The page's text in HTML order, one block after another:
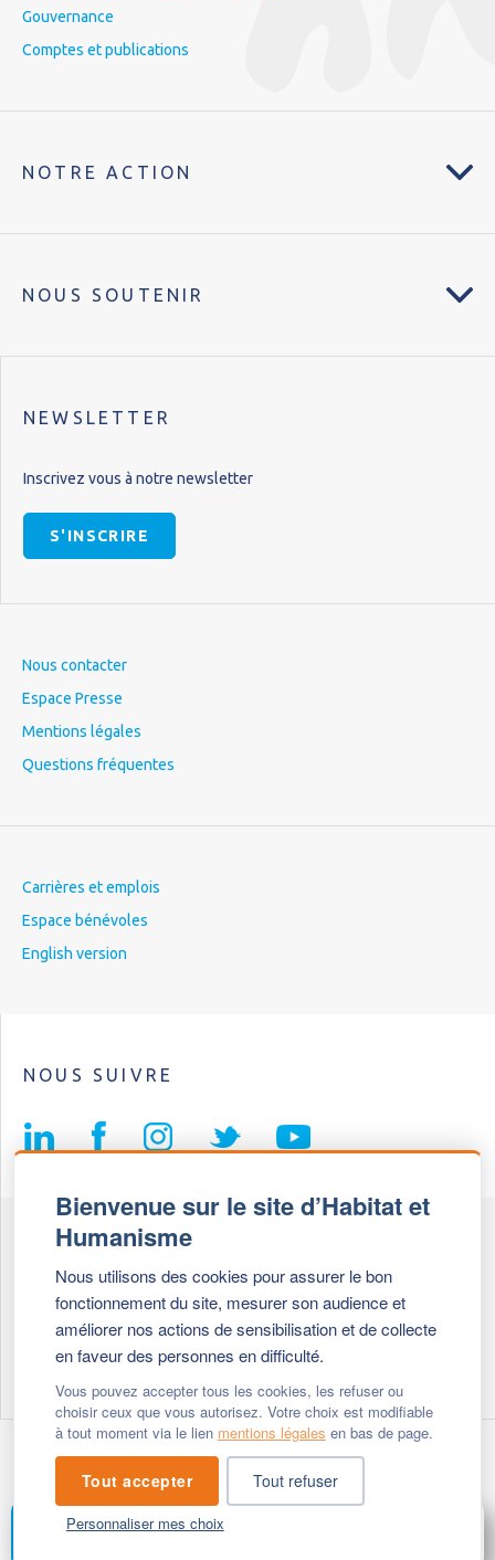
Bienvenue sur le site d’Habitat et
Humanisme
Nous utilisons des cookies pour assurer le bon
fonctionnement du site, mesurer son audience et
améliorer nos actions de sensibilisation et de collecte
en faveur des personnes en difficulté.
Vous pouvez accepter tous les cookies, les refuser ou
choisir ceux que vous autorisez. Votre choix est modifiable
à tout moment via le lien mentions légales en bas de page.
Tout accepter Tout refuser
Personnaliser mes choix
Gouvernance
Comptes et publications
NOTRE ACTION
NOUS SOUTENIR
NEWSLETTER
Inscrivez vous à notre newsletter
S'INSCRIRE
Nous contacter
Espace Presse
Mentions légales
Questions fréquentes
Carrières et emplois
Espace bénévoles
English version
NOUS SUIVRE
69647 Caluire et Cuire cedex
+ 33 (0)4 72 27 42 58
- © 2026 Habitat & Humanisme